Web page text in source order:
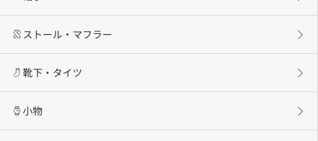
ストール・マフラー
靴下・タイツ
小物